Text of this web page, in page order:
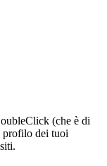
(che è di
profilo dei tuoi